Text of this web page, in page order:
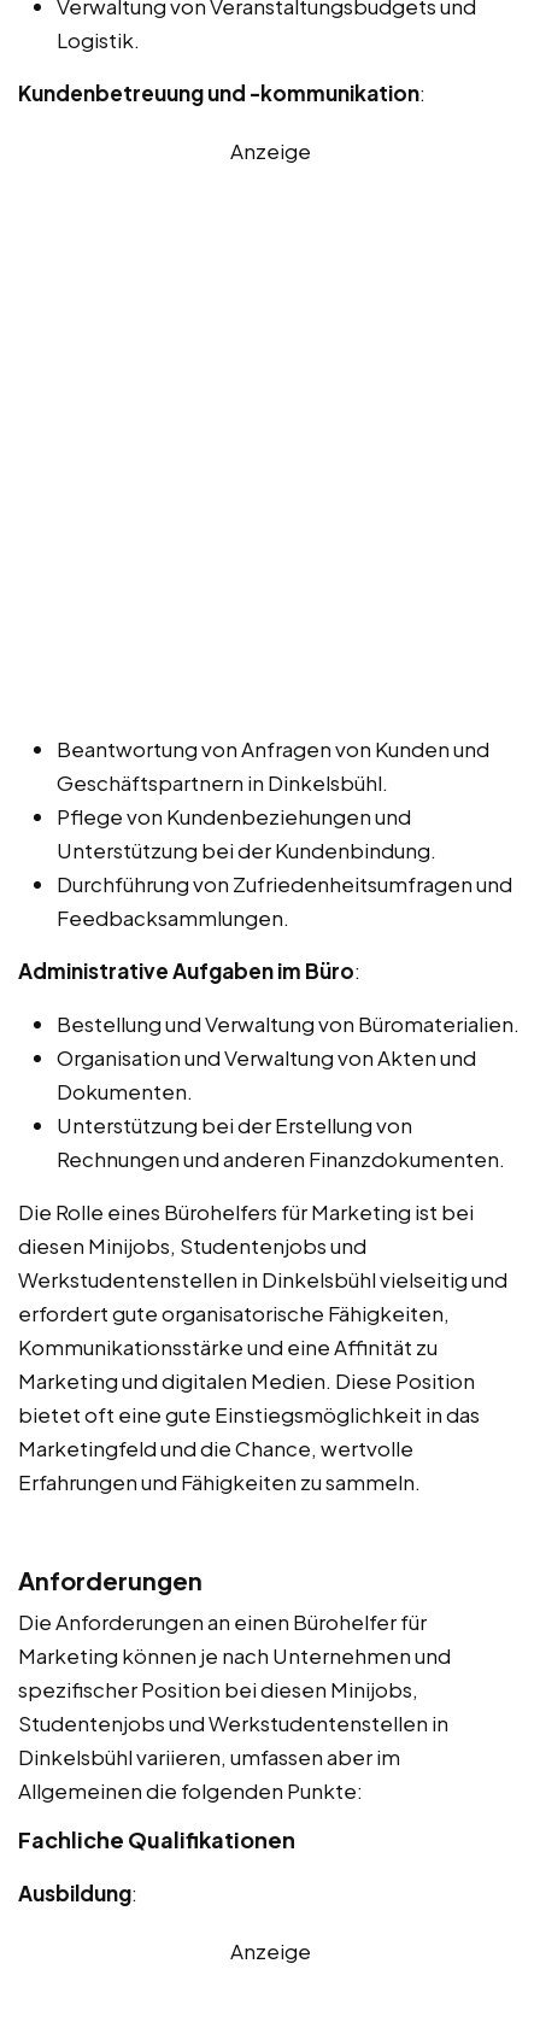
Verwaltung von Veranstaltungsbudgets und
Logistik.
Kundenbetreuung und -kommunikation:
Anzeige
Beantwortung von Anfragen von Kunden und
Geschäftspartnern in Dinkelsbühl.
Pflege von Kundenbeziehungen und
Unterstützung bei der Kundenbindung.
Durchführung von Zufriedenheitsumfragen und
Feedbacksammlungen.
Administrative Aufgaben im Büro:
Bestellung und Verwaltung von Büromaterialien.
Organisation und Verwaltung von Akten und
Dokumenten.
Unterstützung bei der Erstellung von
Rechnungen und anderen Finanzdokumenten.
Die Rolle eines Bürohelfers für Marketing ist bei
diesen Minijobs, Studentenjobs und
Werkstudentenstellen in Dinkelsbühl vielseitig und
erfordert gute organisatorische Fähigkeiten,
Kommunikationsstärke und eine Affinität zu
Marketing und digitalen Medien. Diese Position
bietet oft eine gute Einstiegsmöglichkeit in das
Marketingfeld und die Chance, wertvolle
Erfahrungen und Fähigkeiten zu sammeln.
Anforderungen
Die Anforderungen an einen Bürohelfer für
Marketing können je nach Unternehmen und
spezifischer Position bei diesen Minijobs,
Studentenjobs und Werkstudentenstellen in
Dinkelsbühl variieren, umfassen aber im
Allgemeinen die folgenden Punkte:
Fachliche Qualifikationen
Ausbildung:
Anzeige